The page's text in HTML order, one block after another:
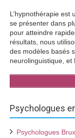
L’hypnothérapie
se présenter dans
pour atteindre
résultats, nous
des modèles basés
neurolinguistique, et
Psychologues
Psychologues